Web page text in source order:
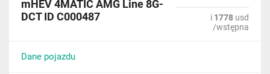
mHEV 4MATIC AMG Line 8G-
DCT ID C000487
i 1778 usd
/wstępna
Dane pojazdu